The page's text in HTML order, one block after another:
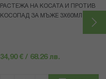
РАСТЕЖА НА КОСАТА И ПРОТИВ
КОСОПАД ЗА МЪЖЕ 3X60МЛ 4472
34,90 € / 68.26 лв.